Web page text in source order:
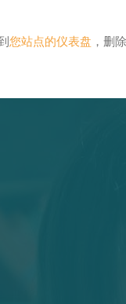
您站点的仪表盘 ，删